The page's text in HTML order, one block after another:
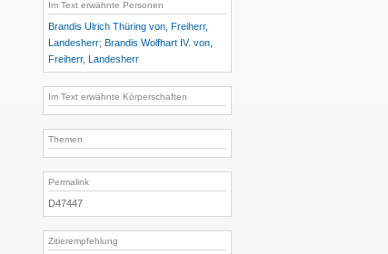
Im Text erwähnte Personen
Brandis Ulrich Thüring von, Freiherr,
Landesherr; Brandis Wolfhart IV. von,
Freiherr, Landesherr
Im Text erwähnte Körperschaften
Themen
Permalink
D47447
Zitierempfehlung